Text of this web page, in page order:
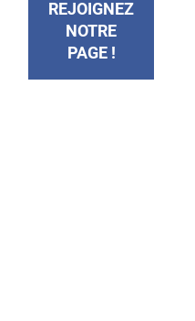
REJOIGNEZ
NOTRE
PAGE !